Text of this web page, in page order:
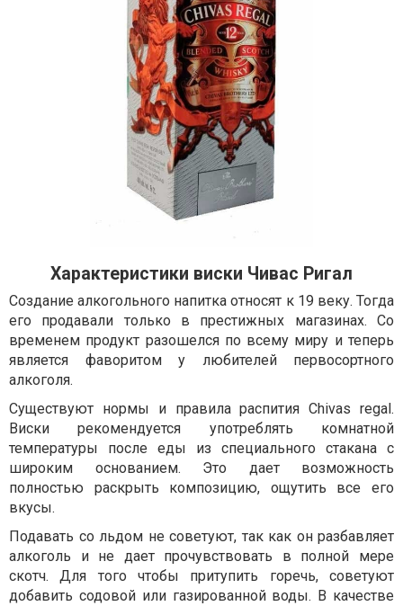
Характеристики виски Чивас Ригал
Создание алкогольного напитка относят к 19 веку. Тогда
его продавали только в престижных магазинах. Со
временем продукт разошелся по всему миру и теперь
является фаворитом у любителей первосортного
алкоголя.
Существуют нормы и правила распития Chivas regal.
Виски рекомендуется употреблять комнатной
температуры после еды из специального стакана с
широким основанием. Это дает возможность
полностью раскрыть композицию, ощутить все его
вкусы.
Подавать со льдом не советуют, так как он разбавляет
алкоголь и не дает прочувствовать в полной мере
скотч. Для того чтобы притупить горечь, советуют
добавить содовой или газированной воды. В качестве